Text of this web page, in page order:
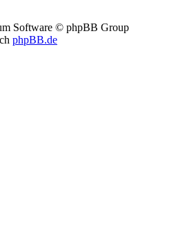
Software © phpBB Group
phpBB.de